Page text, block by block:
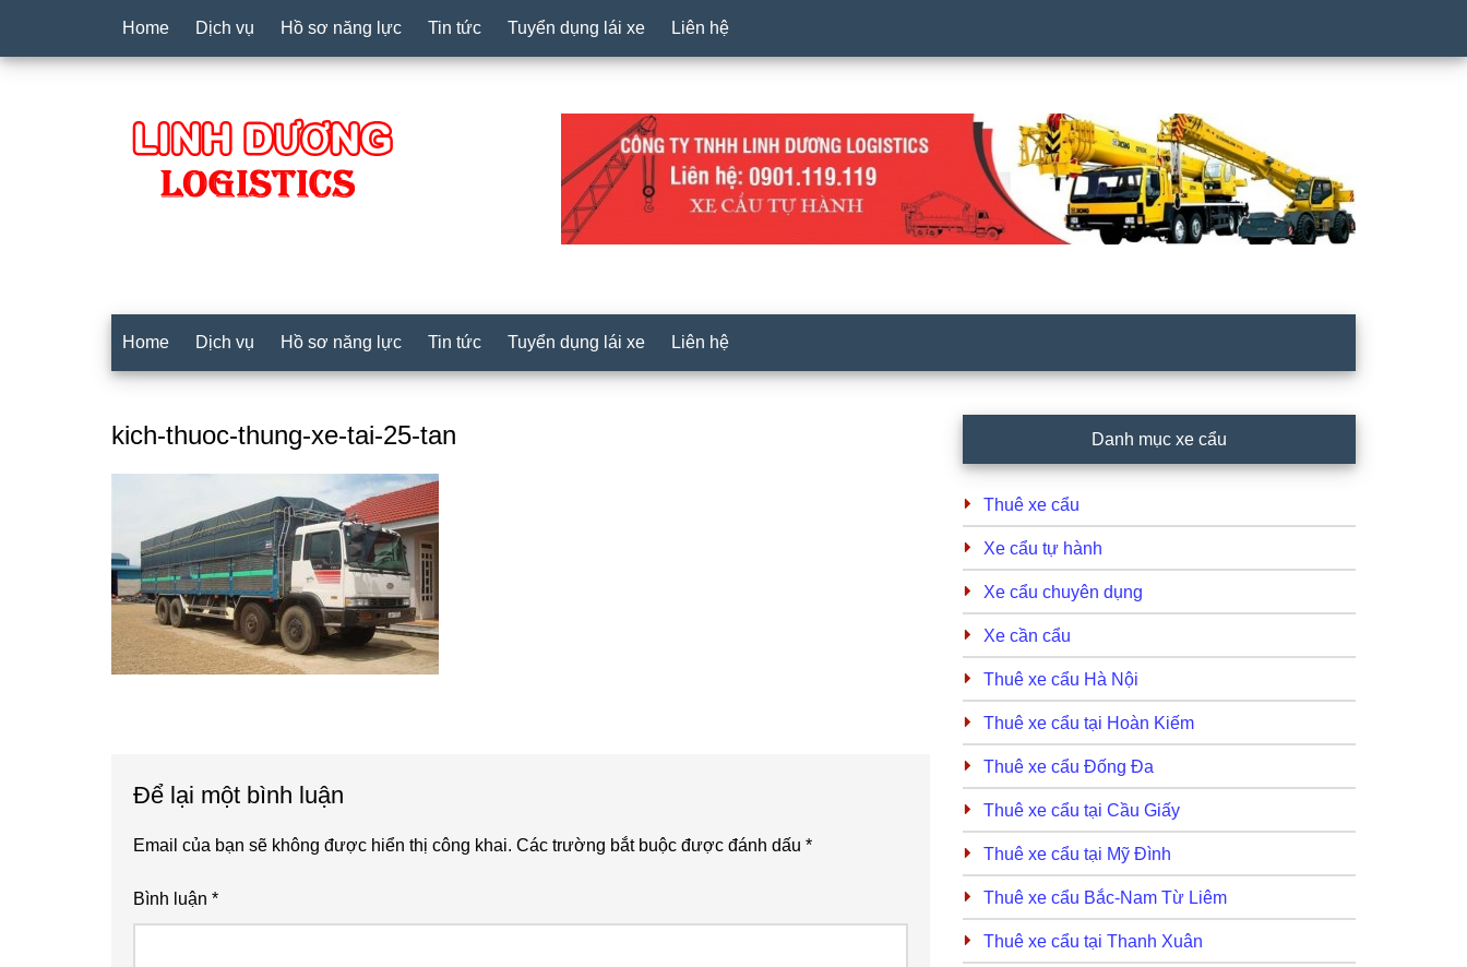
Home Dịch vụ Hồ sơ năng lực Tin tức Tuyển dụng lái xe Liên hệ
Home Dịch vụ Hồ sơ năng lực Tin tức Tuyển dụng lái xe Liên hệ
kich-thuoc-thung-xe-tai-25-tan
Interactions
Để lại một bình luận
Email của bạn sẽ không được hiển thị công khai. Các trường bắt buộc được đánh dấu *
Bình luận *
Sidebar
Danh mục xe cẩu
Thuê xe cẩu
Xe cẩu tự hành
Xe cẩu chuyên dụng
Xe cần cẩu
Thuê xe cẩu Hà Nội
Thuê xe cẩu tại Hoàn Kiếm
Thuê xe cẩu Đống Đa
Thuê xe cẩu tại Cầu Giấy
Thuê xe cẩu tại Mỹ Đình
Thuê xe cẩu Bắc-Nam Từ Liêm
Thuê xe cẩu tại Thanh Xuân